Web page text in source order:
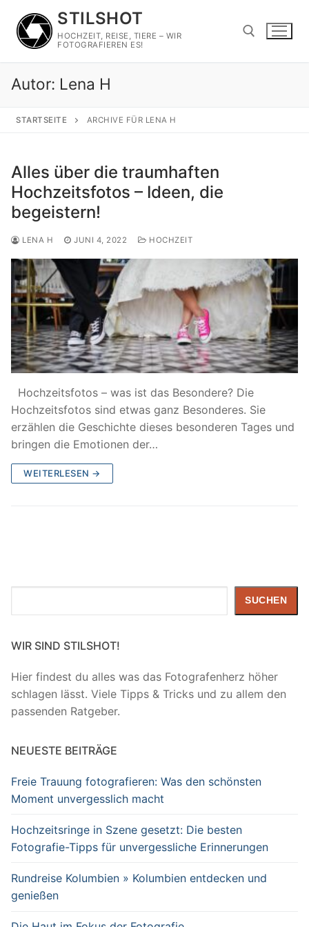
Inhalt
springen
STILSHOT
HOCHZEIT, REISE, TIERE – WIR
FOTOGRAFIEREN ES!
Autor: Lena H
STARTSEITE ARCHIVE FÜR LENA H
Alles über die traumhaften
Hochzeitsfotos – Ideen, die
begeistern!
LENA H JUNI 4, 2022 HOCHZEIT
Hochzeitsfotos – was ist das Besondere? Die
Hochzeitsfotos sind etwas ganz Besonderes. Sie
erzählen die Geschichte dieses besonderen Tages und
bringen die Emotionen der…
WEITERLESEN →
SUCHEN
WIR SIND STILSHOT!
Hier findest du alles was das Fotografenherz höher
schlagen lässt. Viele Tipps & Tricks und zu allem den
passenden Ratgeber.
NEUESTE BEITRÄGE
Freie Trauung fotografieren: Was den schönsten
Moment unvergesslich macht
Hochzeitsringe in Szene gesetzt: Die besten
Fotografie-Tipps für unvergessliche Erinnerungen
Rundreise Kolumbien » Kolumbien entdecken und
genießen